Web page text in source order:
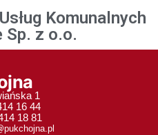
Komunalnych
Sp. z o.o.
1
16 44
18 81